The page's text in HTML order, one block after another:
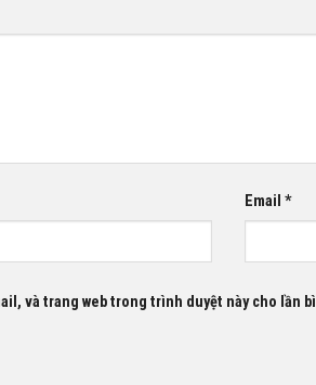
Email*
và trang web trong trình duyệt này cho lần